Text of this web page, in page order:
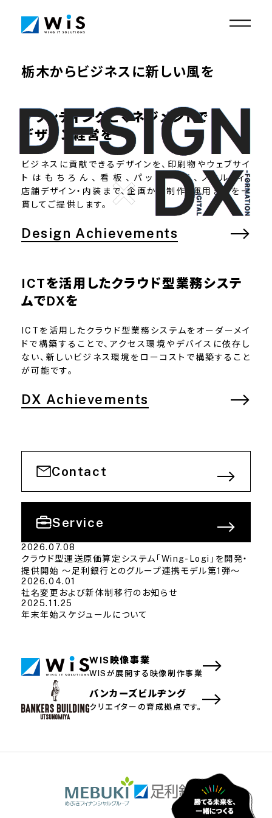
映像制作
育成拠点
栃木からビジネスに新しい風を
DX Achievements
Who we are
Service
Information
Recruit
Contact
栃木からビジネスに新しい風を
ブランディングとマネジメントで
デザイン経営を
ビジネスに貢献できるデザインを、印刷物やウェブサイ
トはもちろん、看板、パッケージ、
ノベルティ、
店舗デザイン・内装まで、企画から制作、運用までを一
貫してご提供します。
Design Achievements
ICTを活用したクラウド型業務システ
ムでDXを
ICTを活用したクラウド型業務システムをオーダーメイ
ドで構築することで、アクセス環境やデバイスに依存し
ない、新しいビジネス環境をローコストで構築すること
が可能です。
DX Achievements
2026.07.08
クラウド型運送原価算定システム「Wing-Logi」を開発・
提供開始 〜足利銀行とのグループ連携モデル第1弾〜
2026.04.01
社名変更および新体制移行のお知らせ
2025.11.25
年末年始スケジュールについて
Contact
Service
WIS映像事業
WISが展開する映像制作事業
バンカーズビルヂング
クリエイターの育成拠点です。